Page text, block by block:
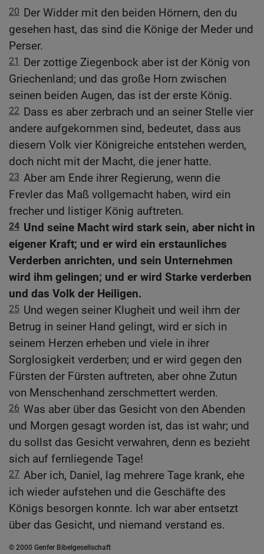
20 Der Widder mit den beiden Hörnern, den du
gesehen hast, das sind die Könige der Meder und
Perser.
21
Der zottige Ziegenbock aber ist der König von
Griechenland; und das große Horn zwischen
seinen beiden Augen, das ist der erste König.
22 Dass es aber zerbrach und an seiner Stelle vier
andere aufgekommen sind, bedeutet, dass aus
diesem Volk vier Königreiche entstehen werden,
doch nicht mit der Macht, die jener hatte.
23 Aber am Ende ihrer Regierung, wenn die
Frevler das Maß vollgemacht haben, wird ein
frecher und listiger König auftreten.
24 Und seine Macht wird stark sein, aber nicht in
eigener Kraft; und er wird ein erstaunliches
Verderben anrichten, und sein Unternehmen
wird ihm gelingen; und er wird Starke verderben
und das Volk der Heiligen.
25 Und wegen seiner Klugheit und weil ihm der
Betrug in seiner Hand gelingt, wird er sich in
seinem Herzen erheben und viele in ihrer
Sorglosigkeit verderben; und er wird gegen den
Fürsten der Fürsten auftreten, aber ohne Zutun
von Menschenhand zerschmettert werden.
26 Was aber über das Gesicht von den Abenden
und Morgen gesagt worden ist, das ist wahr; und
du sollst das Gesicht verwahren, denn es bezieht
sich auf fernliegende Tage!
27 Aber ich, Daniel, lag mehrere Tage krank, ehe
ich wieder aufstehen und die Geschäfte des
Königs besorgen konnte. Ich war aber entsetzt
über das Gesicht, und niemand verstand es.
© 2000 Genfer Bibelgesellschaft